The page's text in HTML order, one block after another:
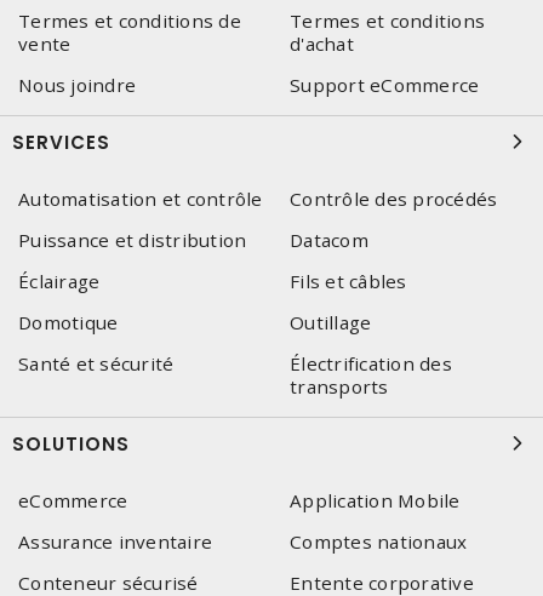
Termes et conditions de
vente
Termes et conditions
d'achat
Nous joindre
Support eCommerce
SERVICES
Automatisation et contrôle
Contrôle des procédés
Puissance et distribution
Datacom
Éclairage
Fils et câbles
Domotique
Outillage
Santé et sécurité
Électrification des
transports
SOLUTIONS
eCommerce
Application Mobile
Assurance inventaire
Comptes nationaux
Conteneur sécurisé
Entente corporative